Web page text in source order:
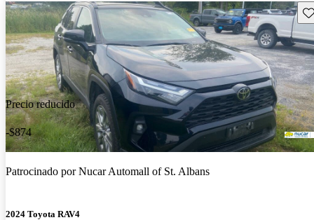
Precio reducido
-$874
Patrocinado porNucar Automall of St. Albans
2024 Toyota RAV4